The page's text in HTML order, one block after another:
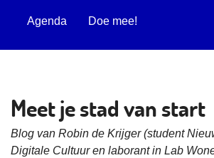
Agenda Doe mee!
Meet je stad van start
Blog van Robin de Krijger (student
Digitale Cultuur en laborant in Lab